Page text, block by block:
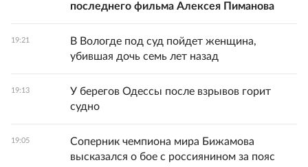
последнего фильма Алексея Пиманова
19:21
В Вологде под суд пойдет женщина,
убившая дочь семь лет назад
19:13
У берегов Одессы после взрывов горит
судно
19:05
Соперник чемпиона мира Бижамова
высказался о бое с россиянином за пояс